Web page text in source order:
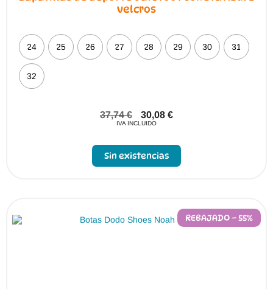
velcros
24 25 26 27 28 29 30 31
32
37,74€ 30,08 €
IVA INCLUIDO
Sin existencias
REBAJADO – 55%